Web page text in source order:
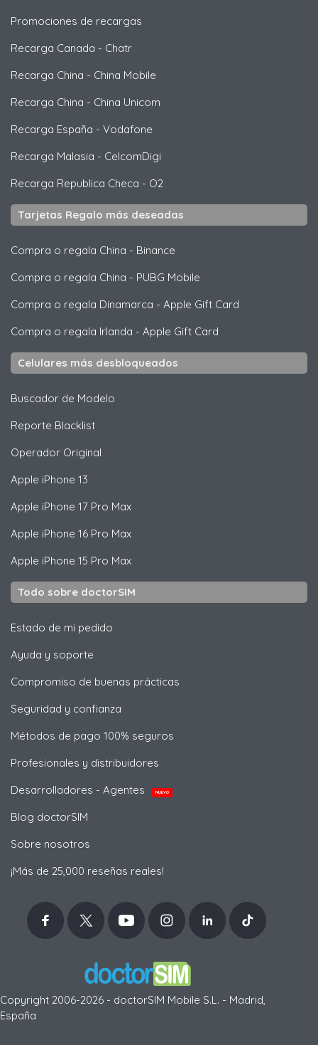
Promociones de recargas
Recarga Canada - Chatr
Recarga China - China Mobile
Recarga China - China Unicom
Recarga España - Vodafone
Recarga Malasia - CelcomDigi
Recarga Republica Checa - O2
Tarjetas Regalo más deseadas
Compra o regala China - Binance
Compra o regala China - PUBG Mobile
Compra o regala Dinamarca - Apple Gift Card
Compra o regala Irlanda - Apple Gift Card
Celulares más desbloqueados
Buscador de Modelo
Reporte Blacklist
Operador Original
Apple iPhone 13
Apple iPhone 17 Pro Max
Apple iPhone 16 Pro Max
Apple iPhone 15 Pro Max
Todo sobre doctorSIM
Estado de mi pedido
Ayuda y soporte
Compromiso de buenas prácticas
Seguridad y confianza
Métodos de pago 100% seguros
Profesionales y distribuidores
Desarrolladores - Agentes
NUEVO
Blog doctorSIM
Sobre nosotros
¡Más de 25,000 reseñas reales!
Copyright 2006-2026 - doctorSIM Mobile S.L. - Madrid,
España